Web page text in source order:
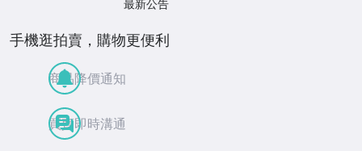
最新公告
手機逛拍賣，購物更便利
商品降價通知
買賣即時溝通